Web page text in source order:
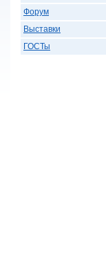
Форум
Выставки
ГОСТы